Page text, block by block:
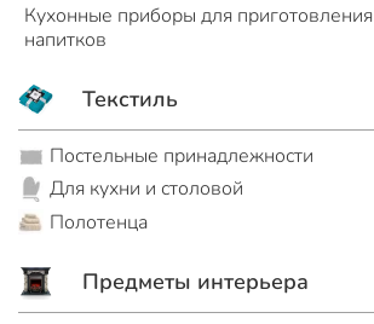
Кухонные приборы для приготовления
напитков
Текстиль
Постельные принадлежности
Для кухни и столовой
Полотенца
Предметы интерьера